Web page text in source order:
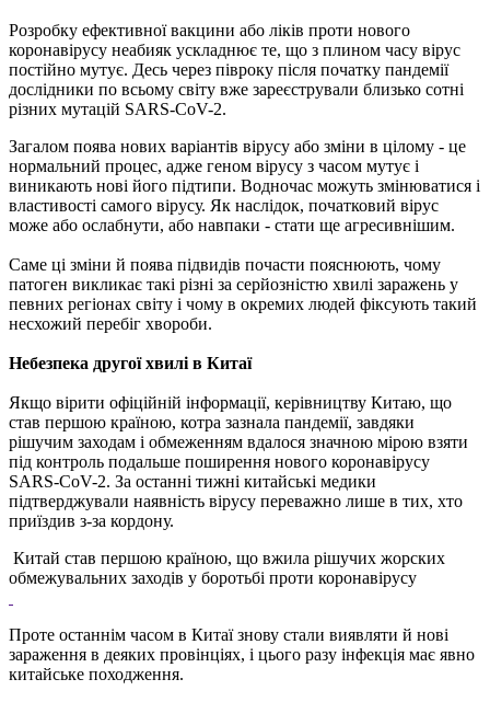
Розробку ефективної вакцини або ліків проти нового
коронавірусу неабияк ускладнює те, що з плином часу вірус
постійно мутує. Десь через півроку після початку пандемії
дослідники по всьому світу вже зареєстрували близько сотні
різних мутацій SARS-CoV-2.
Загалом поява нових варіантів вірусу або зміни в цілому - це
нормальний процес, адже геном вірусу з часом мутує і
виникають нові його підтипи. Водночас можуть змінюватися і
властивості самого вірусу. Як наслідок, початковий вірус
може або ослабнути, або навпаки - стати ще агресивнішим.
Саме ці зміни й поява підвидів почасти пояснюють, чому
патоген викликає такі різні за серйозністю хвилі заражень у
певних регіонах світу і чому в окремих людей фіксують такий
несхожий перебіг хвороби.
Небезпека другої хвилі в Китаї
Якщо вірити офіційній інформації, керівництву Китаю, що
став першою країною, котра зазнала пандемії, завдяки
рішучим заходам і обмеженням вдалося значною мірою взяти
під контроль подальше поширення нового коронавірусу
SARS-CoV-2. За останні тижні китайські медики
підтверджували наявність вірусу переважно лише в тих, хто
приїздив з-за кордону.
Китай став першою країною, що вжила рішучих жорских
обмежувальних заходів у боротьбі проти коронавірусу
Проте останнім часом в Китаї знову стали виявляти й нові
зараження в деяких провінціях, і цього разу інфекція має явно
китайське походження.